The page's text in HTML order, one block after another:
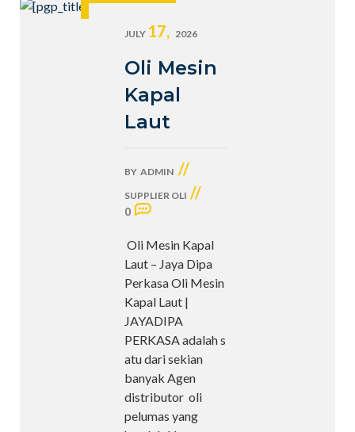
JULY 17, 2026
Oli Mesin
Kapal
Laut
BY ADMIN //
SUPPLIER OLI //
0
Oli Mesin Kapal
Laut – Jaya Dipa
Perkasa Oli Mesin
Kapal Laut |
JAYADIPA
PERKASA adalah s
atu dari sekian
banyak Agen
distributor oli
pelumas yang